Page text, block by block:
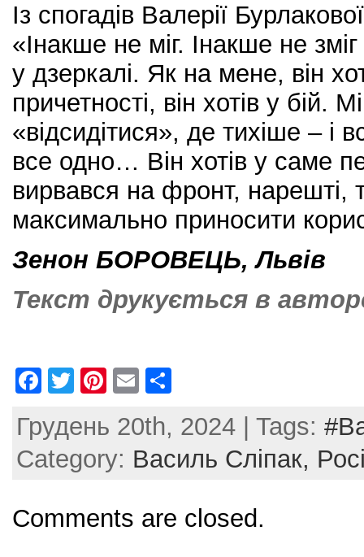
Із спогадів Валерії
«Інакше не міг. Інакше не
у дзеркалі. Як на мене, він
причетності, він хотів у бій.
«відсидітися», де тихіше – і
все одно… Він хотів у саме
вирвався на фронт, нарешті,
максимально приносити
Зенон БОРОВЕЦЬ, Львів
Текст друкується в
F
c
e
o
o
T
itt
er
Pi
er
e
E
ai
l
ar
e
Грудень 20th, 2024 | Tags:
Category: Василь Сліпак,
Comments are closed.